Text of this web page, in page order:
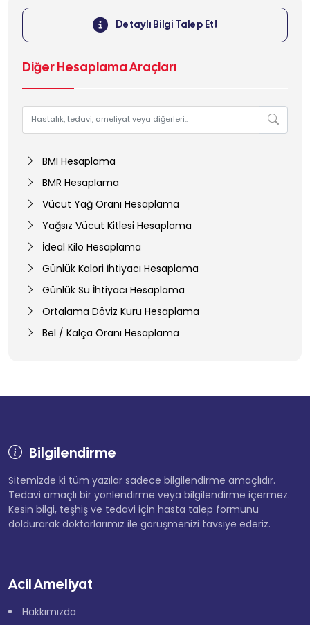
Detaylı Bilgi Talep Et!
Diğer Hesaplama Araçları
BMI Hesaplama
BMR Hesaplama
Vücut Yağ Oranı Hesaplama
Yağsız Vücut Kitlesi Hesaplama
İdeal Kilo Hesaplama
Günlük Kalori İhtiyacı Hesaplama
Günlük Su İhtiyacı Hesaplama
Ortalama Döviz Kuru Hesaplama
Bel / Kalça Oranı Hesaplama
Bilgilendirme
Sitemizde ki tüm yazılar sadece bilgilendirme amaçlıdır.
Tedavi amaçlı bir yönlendirme veya bilgilendirme içermez.
Kesin bilgi, teşhiş ve tedavi için hasta talep formunu
doldurarak doktorlarımız ile görüşmenizi tavsiye ederiz.
Acil Ameliyat
Hakkımızda